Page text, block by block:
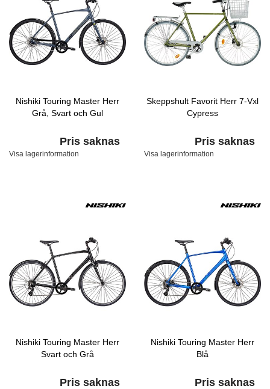
Nishiki Touring Master Herr
Grå, Svart och Gul
Pris saknas
Visa lagerinformation
Skeppshult Favorit Herr 7-Vxl
Cypress
Pris saknas
Visa lagerinformation
Nishiki Touring Master Herr
Svart och Grå
Pris saknas
Nishiki Touring Master Herr
Blå
Pris saknas